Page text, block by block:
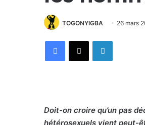
TOGONYIGBA 26 mars
FacebookX Linkedin
Doit-on croire qu’un pas
hétérosexuels vient peut-